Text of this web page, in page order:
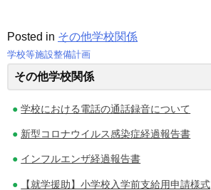
Posted in その他学校関係
投
学校等施設整備計画
その他学校関係
学校における電話の通話録音について
新型コロナウイルス感染症経過報告書
インフルエンザ経過報告書
【就学援助】小学校入学前支給用申請様式